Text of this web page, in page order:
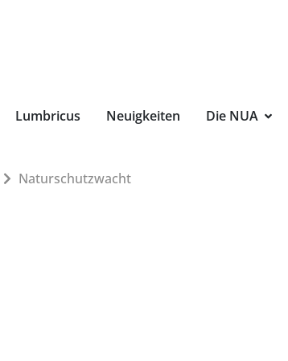
Lumbricus Neuigkeiten Die NUA
Naturschutzwacht